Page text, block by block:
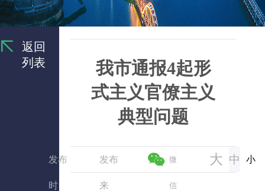
返回
列表
我市通报4起形
式主义官僚主义
典型问题
发布
时
发布
来
微
信
大 中 小